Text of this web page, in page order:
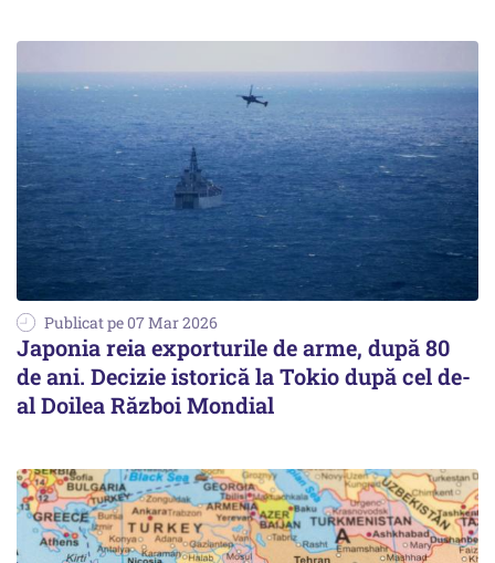
Publicat pe 07 Mar 2026
Japonia reia exporturile de arme, după 80
de ani. Decizie istorică la Tokio după cel de-
al Doilea Război Mondial